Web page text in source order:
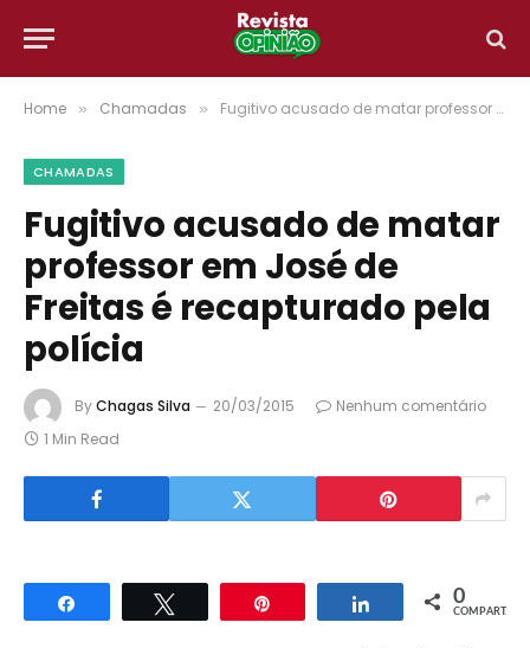
Home » Chamadas » Fugitivo acusado de matar professor em José de Freitas é recapturado pela polícia
CHAMADAS
Fugitivo acusado de matar
professor em José de
Freitas é recapturado pela
polícia
ByChagas Silva 20/03/2015
Nenhum comentário
1 Min Read
Compartilhar Compartilhar
0
COMPART.